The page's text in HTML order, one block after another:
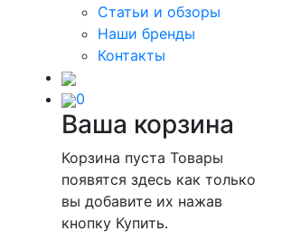
Статьи и обзоры
Наши бренды
Контакты
0
Ваша корзина
Корзина пустаТовары
появятся здесь как только
вы добавите их нажав
кнопку Купить.